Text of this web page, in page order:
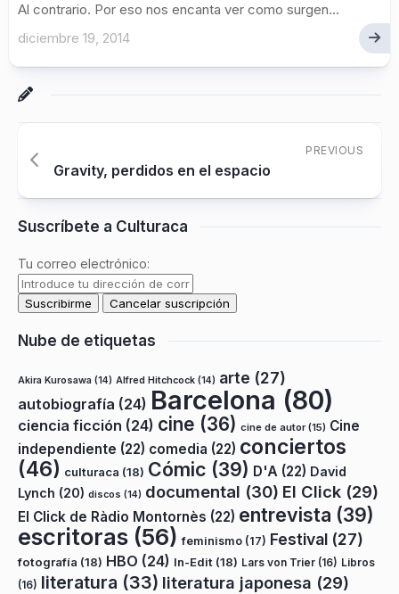
Al contrario. Por eso nos encanta ver como surgen...
diciembre 19, 2014
PREVIOUS
Gravity, perdidos en el espacio
Suscríbete a Culturaca
Tu correo electrónico:
Nube de etiquetas
Akira Kurosawa (14) Alfred Hitchcock (14) arte (27)
autobiografía (24) Barcelona (80)
ciencia ficción (24) cine (36) cine de autor(15) Cine
independiente (22) comedia (22) conciertos
(46) culturaca (18) Cómic (39) D'A (22) David
Lynch (20) discos (14) documental (30) El Click (29)
El Click de Ràdio Montornès (22) entrevista (39)
escritoras (56) feminismo (17) Festival (27)
fotografía (18) HBO (24) In-Edit (18) Lars von Trier (16) Libros
(16) literatura (33) literatura japonesa (29)